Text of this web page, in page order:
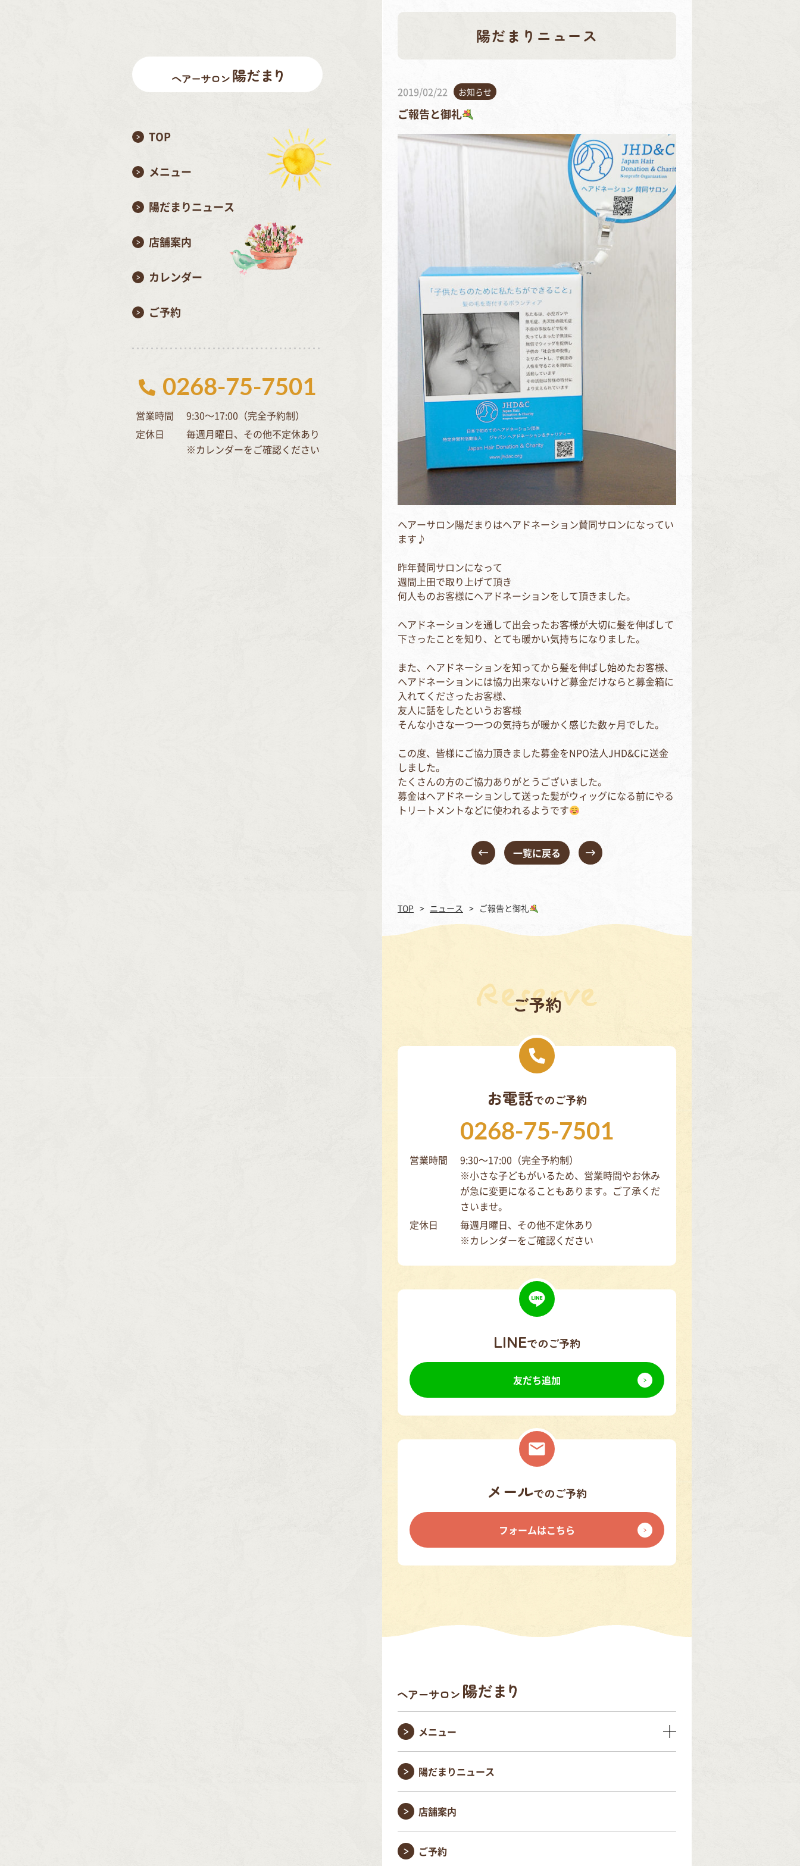
TOP
メニュー
陽だまりニュース
店舗案内
カレンダー
ご予約
0268-75-7501
営業時間
9:30～17:00（完全予約制）
定休日
毎週月曜日、その他不定休あり
※カレンダーをご確認ください
陽だまりニュース
2019/02/22 お知らせ
ご報告と御礼
ヘアーサロン陽だまりはヘアドネーション賛同サロンになってい
ます♪
昨年賛同サロンになって
週間上田で取り上げて頂き
何人ものお客様にヘアドネーションをして頂きました。
ヘアドネーションを通して出会ったお客様が大切に髪を伸ばして
下さったことを知り、とても暖かい気持ちになりました。
また、ヘアドネーションを知ってから髪を伸ばし始めたお客様、
ヘアドネーションには協力出来ないけど募金だけならと募金箱に
入れてくださったお客様、
友人に話をしたというお客様
そんな小さな一つ一つの気持ちが暖かく感じた数ヶ月でした。
この度、皆様にご協力頂きました募金をNPO法人JHD&Cに送金
しました。
たくさんの方のご協力ありがとうございました。
募金はヘアドネーションして送った髪がウィッグになる前にやる
トリートメントなどに使われるようです
一覧に戻る
TOP ニュース ご報告と御礼
ご予約
お電話でのご予約
0268-75-7501
営業時間
9:30～17:00（完全予約制）
※小さな子どもがいるため、営業時間やお休み
が急に変更になることもあります。ご了承くだ
さいませ。
定休日
毎週月曜日、その他不定休あり
※カレンダーをご確認ください
LINEでのご予約
友だち追加
メールでのご予約
フォームはこちら
メニュー
陽だまりニュース
店舗案内
ご予約